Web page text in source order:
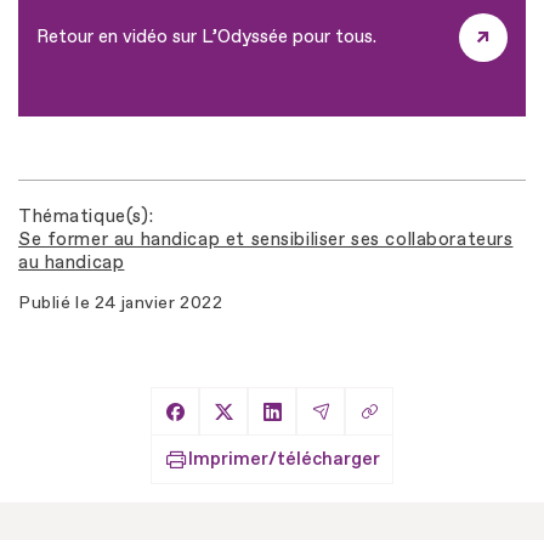
Retour en vidéo sur L’Odyssée pour tous.
Thématique(s)
Se former au handicap et sensibiliser ses collaborateurs
au handicap
Publié le 24 janvier 2022
Partager sur Facebook
Partager sur X
Partager sur LinkedIn
Partager par Email
Copier le lien
Imprimer/télécharger